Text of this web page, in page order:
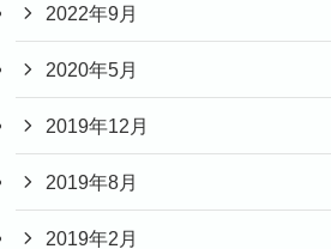
2022年9月
2020年5月
2019年12月
2019年8月
2019年2月